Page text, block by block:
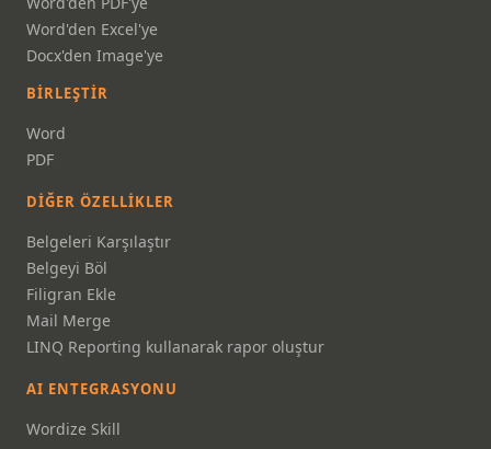
Word'den Excel'ye
Docx'den Image'ye
BIRLEŞTIR
Word
PDF
DIĞER ÖZELLIKLER
Belgeleri Karşılaştır
Belgeyi Böl
Filigran Ekle
Mail Merge
LINQ Reporting kullanarak rapor oluştur
AI ENTEGRASYONU
Wordize Skill